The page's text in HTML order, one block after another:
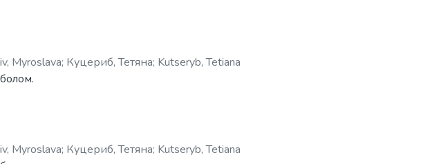
Myroslava; Куцериб, Тетяна; Kutseryb, Tetiana
Myroslava; Куцериб, Тетяна; Kutseryb, Tetiana